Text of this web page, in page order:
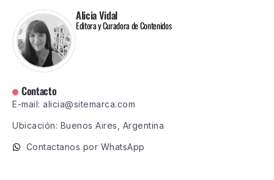
Alicia Vidal
Editora y Curadora de Contenidos
Contacto
E-mail: alicia@sitemarca.com
Ubicación: Buenos Aires, Argentina
Contactanos por WhatsApp